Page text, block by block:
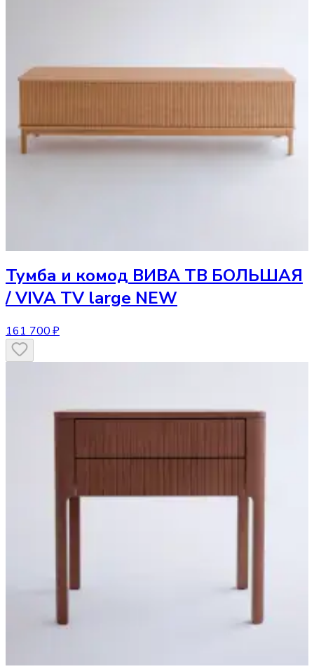
Тумба и комод ВИВА ТВ БОЛЬШАЯ
/ VIVA TV large NEW
161 700 ₽